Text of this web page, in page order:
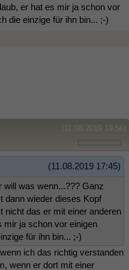
er hat es mir ja schon vor
die einzige für ihn bin... ;-)
(11.08.2019 19:56)
(11.08.2019 17:45)
will was wenn...??? Ganz
dann wieder dieses Kopf
nicht das er mit einer anderen
mir ja schon vor einigen
für ihn bin... ;-)
ich das richtig verstanden
wenn er dort mit einer